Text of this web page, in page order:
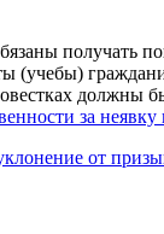
получать
(учебы)
должны
за
от